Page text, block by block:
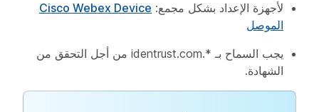
لأجهزة الإعداد بشكل مجمع: Cisco Webex Device
الموصل
يجب السماح بـ *.identrust.com
من أجل التحقق من
الشهادة.